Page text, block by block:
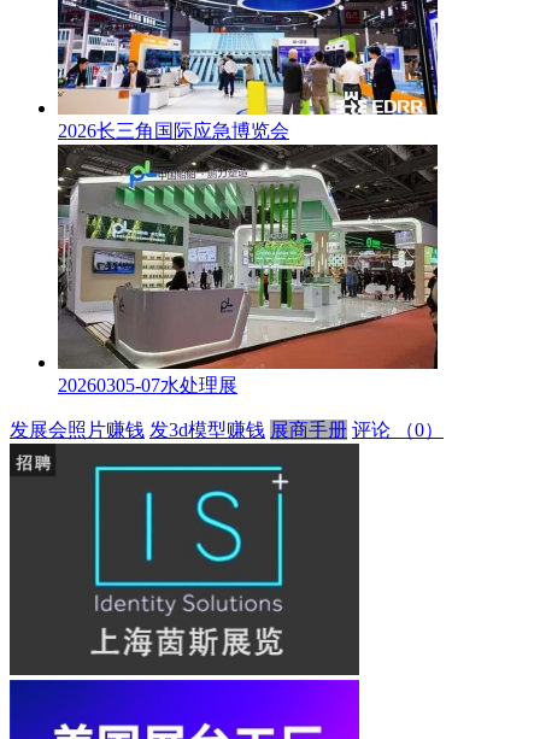
2026长三角国际应急博览会
20260305-07水处理展
发展会照片赚钱 发3d模型赚钱 展商手册 评论 （0）